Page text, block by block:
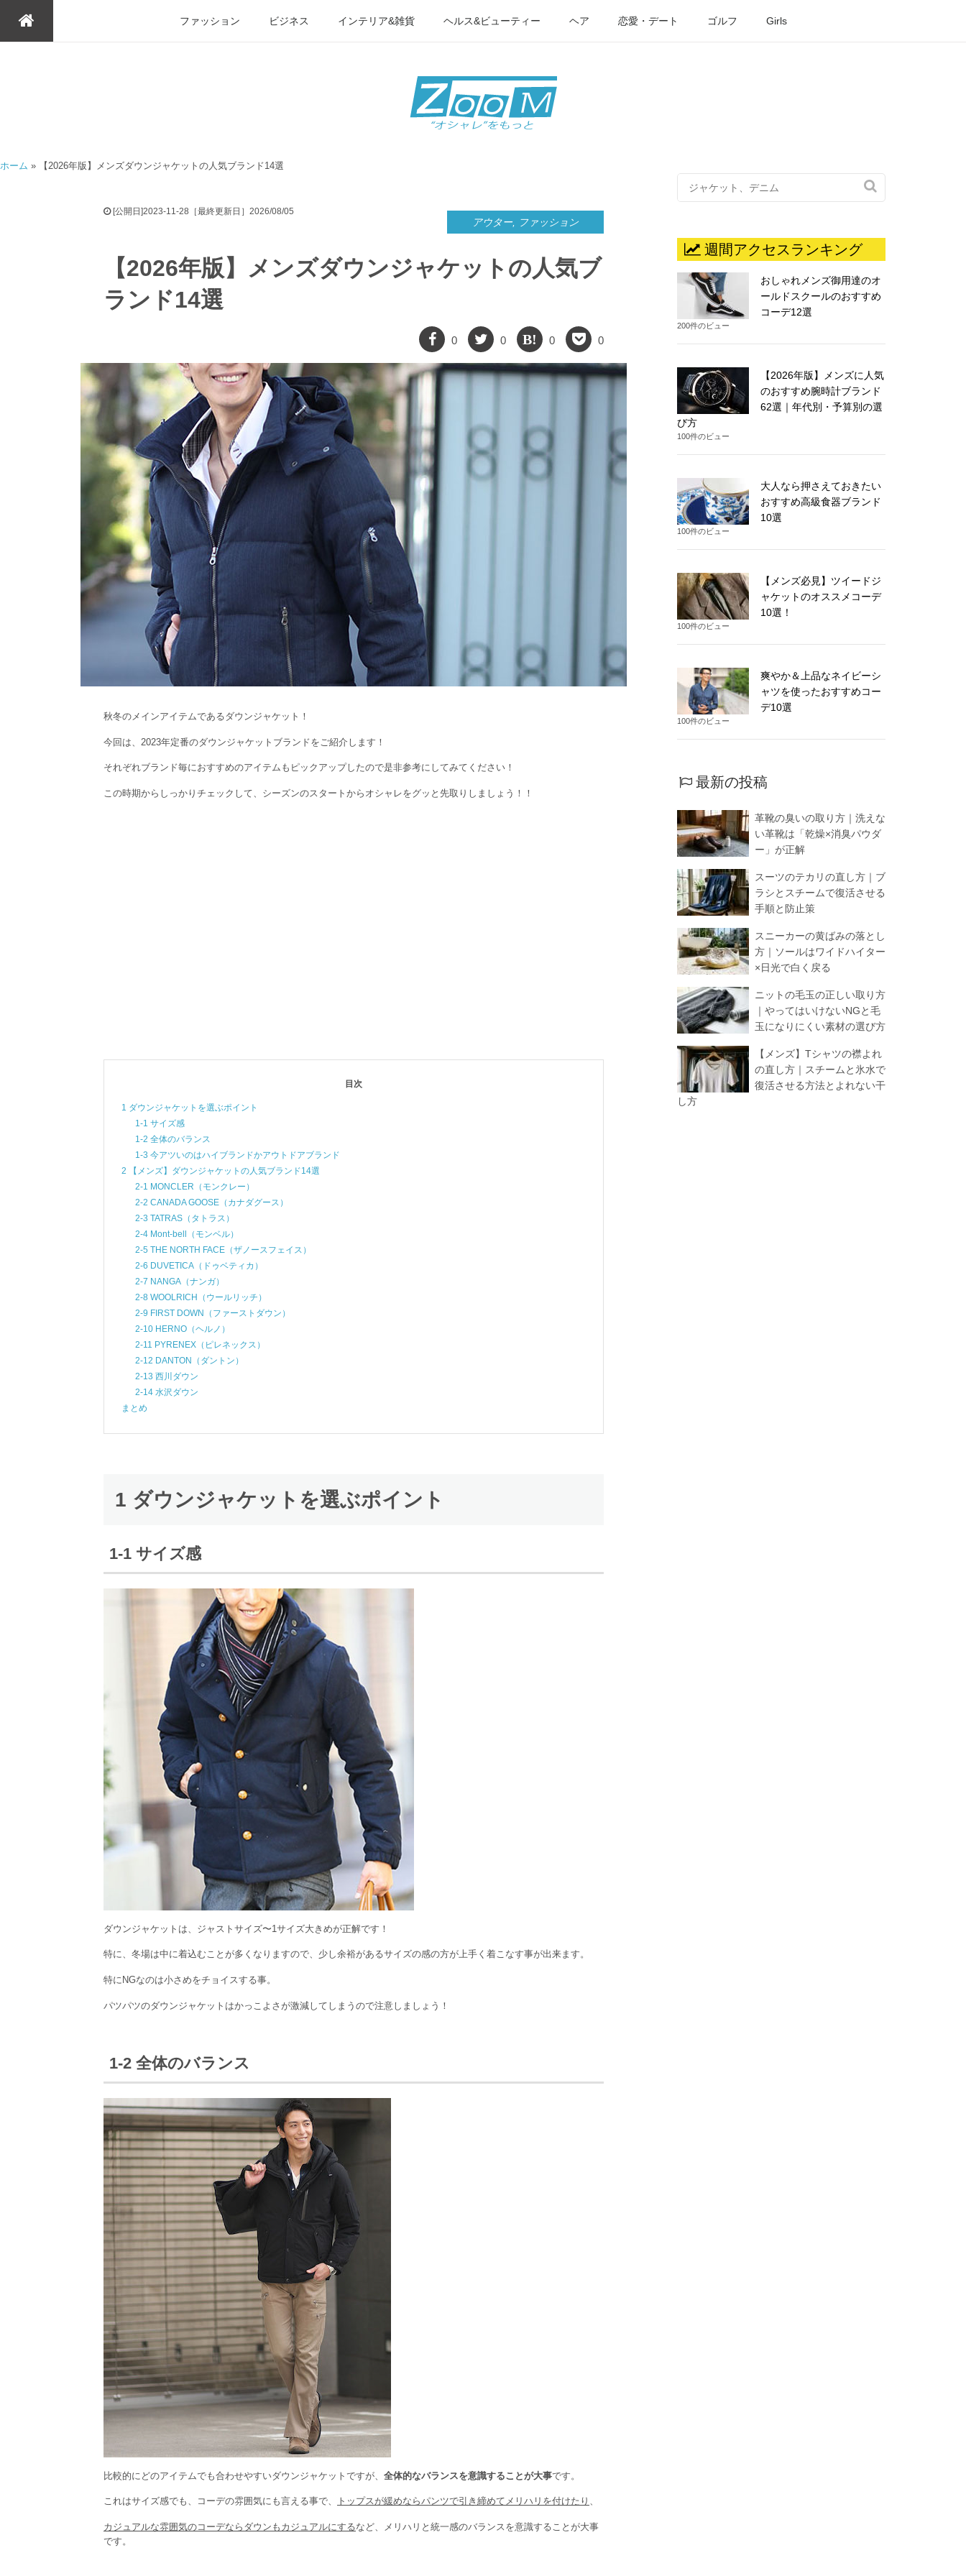
ファッション ビジネス インテリア&雑貨 ヘルス&ビューティー ヘア 恋愛・デート ゴルフ Girls
ホーム » 【2026年版】メンズダウンジャケットの人気ブランド14選
[公開日]2023-11-28［最終更新日］2026/08/05
アウター, ファッション
【2026年版】メンズダウンジャケットの人気ブ
ランド14選
0 0 0 0
秋冬のメインアイテムであるダウンジャケット！
今回は、2023年定番のダウンジャケットブランドをご紹介します！
それぞれブランド毎におすすめのアイテムもピックアップしたので是非参考にしてみてください！
この時期からしっかりチェックして、シーズンのスタートからオシャレをグッと先取りしましょう！！
目次
1 ダウンジャケットを選ぶポイント
1-1 サイズ感
1-2 全体のバランス
1-3 今アツいのはハイブランドかアウトドアブランド
2 【メンズ】ダウンジャケットの人気ブランド14選
2-1 MONCLER（モンクレー）
2-2 CANADA GOOSE（カナダグース）
2-3 TATRAS（タトラス）
2-4 Mont-bell（モンベル）
2-5 THE NORTH FACE（ザノースフェイス）
2-6 DUVETICA（ドゥベティカ）
2-7 NANGA（ナンガ）
2-8 WOOLRICH（ウールリッチ）
2-9 FIRST DOWN（ファーストダウン）
2-10 HERNO（ヘルノ）
2-11 PYRENEX（ピレネックス）
2-12 DANTON（ダントン）
2-13 西川ダウン
2-14 水沢ダウン
まとめ
1 ダウンジャケットを選ぶポイント
1-1 サイズ感
ダウンジャケットは、ジャストサイズ〜1サイズ大きめが正解です！
特に、冬場は中に着込むことが多くなりますので、少し余裕があるサイズの感の方が上手く着こなす事が出来ます。
特にNGなのは小さめをチョイスする事。
パツパツのダウンジャケットはかっこよさが激減してしまうので注意しましょう！
1-2 全体のバランス
比較的にどのアイテムでも合わせやすいダウンジャケットですが、 全体的なバランスを意識することが大事です。
これはサイズ感でも、コーデの雰囲気にも言える事で、 トップスが緩めならパンツで引き締めてメリハリを付けたり 、
カジュアルな雰囲気のコーデならダウンもカジュアルにするなど、メリハリと統一感のバランスを意識することが大事
です。

週間アクセスランキング
おしゃれメンズ御用達のオ
ールドスクールのおすすめ
コーデ12選
200件のビュー
【2026年版】メンズに人気
のおすすめ腕時計ブランド
62選｜年代別・予算別の選
び方
100件のビュー
大人なら押さえておきたい
おすすめ高級食器ブランド
10選
100件のビュー
【メンズ必見】ツイードジ
ャケットのオススメコーデ
10選！
100件のビュー
爽やか＆上品なネイビーシ
ャツを使ったおすすめコー
デ10選
100件のビュー
最新の投稿
革靴の臭いの取り方｜洗えな
い革靴は「乾燥×消臭パウダ
ー」が正解
スーツのテカリの直し方｜ブ
ラシとスチームで復活させる
手順と防止策
スニーカーの黄ばみの落とし
方｜ソールはワイドハイター
×日光で白く戻る
ニットの毛玉の正しい取り方
｜やってはいけないNGと毛
玉になりにくい素材の選び方
【メンズ】Tシャツの襟よれ
の直し方｜スチームと氷水で
復活させる方法とよれない干
し方